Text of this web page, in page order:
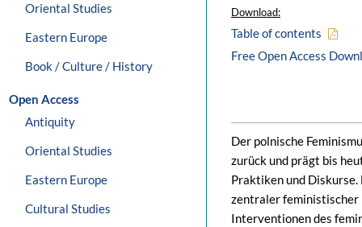
Oriental Studies
Eastern Europe
Book / Culture / History
Open Access
Antiquity
Oriental Studies
Eastern Europe
Cultural Studies
Download:
Table of contents
Free Open Access
Der polnische
zurück und prägt bis
Praktiken und
zentraler
Interventionen des